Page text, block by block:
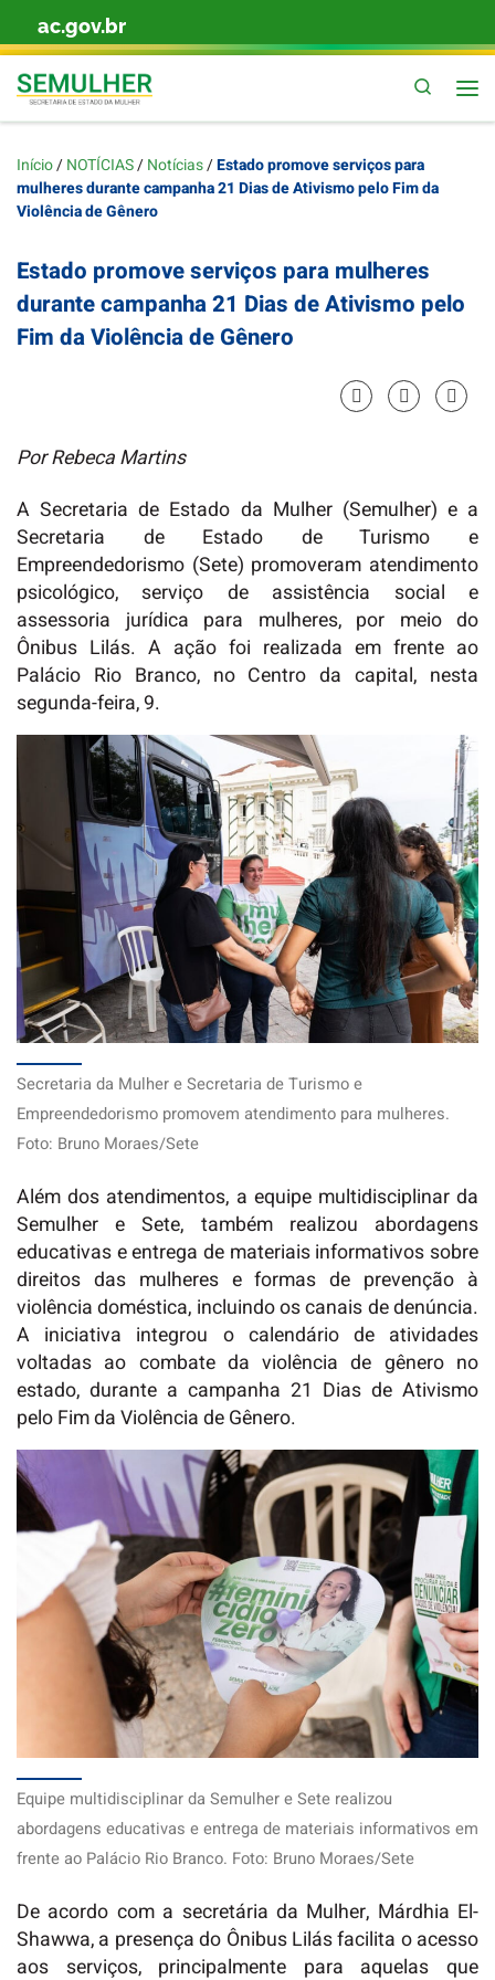
Skip to content
ac.gov.br
Início/NOTÍCIAS/Notícias/Estado promove serviços para
mulheres durante campanha 21 Dias de Ativismo pelo Fim da
Violência de Gênero
Estado promove serviços para mulheres
durante campanha 21 Dias de Ativismo pelo
Fim da Violência de Gênero
Por Rebeca Martins
A Secretaria de Estado da Mulher (Semulher) e a
Secretaria de Estado de Turismo e
Empreendedorismo (Sete) promoveram atendimento
psicológico, serviço de assistência social e
assessoria jurídica para mulheres, por meio do
Ônibus Lilás. A ação foi realizada em frente ao
Palácio Rio Branco, no Centro da capital, nesta
segunda-feira, 9.
Secretaria da Mulher e Secretaria de Turismo e
Empreendedorismo promovem atendimento para mulheres.
Foto: Bruno Moraes/Sete
Além dos atendimentos, a equipe multidisciplinar da
Semulher e Sete, também realizou abordagens
educativas e entrega de materiais informativos sobre
direitos das mulheres e formas de prevenção à
violência doméstica, incluindo os canais de denúncia.
A iniciativa integrou o calendário de atividades
voltadas ao combate da violência de gênero no
estado, durante a campanha 21 Dias de Ativismo
pelo Fim da Violência de Gênero.
Equipe multidisciplinar da Semulher e Sete realizou
abordagens educativas e entrega de materiais informativos em
frente ao Palácio Rio Branco. Foto: Bruno Moraes/Sete
De acordo com a secretária da Mulher, Márdhia El-
Shawwa, a presença do Ônibus Lilás facilita o acesso
aos serviços, principalmente para aquelas que